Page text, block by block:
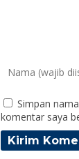
Simpan
komentar saya